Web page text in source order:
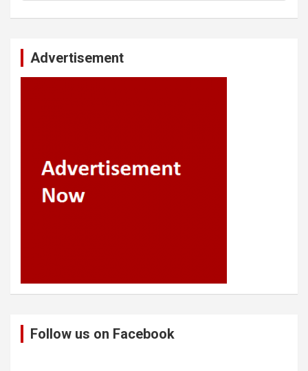
Advertisement
Follow us on Facebook